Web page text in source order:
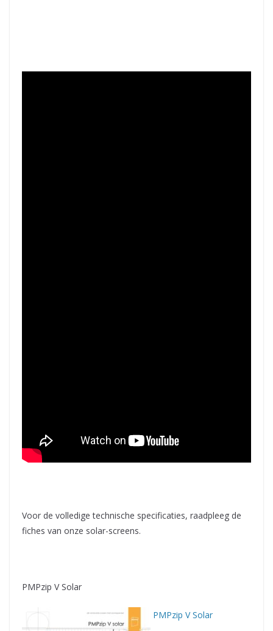
Voor de volledige technische specificaties, raadpleeg de
fiches van onze solar-screens.
PMPzip V Solar
PMPzip V Solar